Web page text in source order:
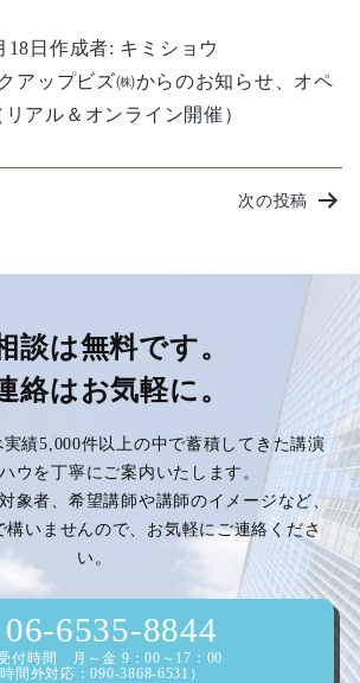
18日 作成者: キミショウ
アップビズ㈱からのお知らせ
オペ
アル＆オンライン開催）
次の投稿
談は無料です。
絡はお気軽に。
績5,000件以上の中で蓄積してきた講演
ウを丁寧にご案内いたします。
象者、希望講師や講師のイメージなど、
構いませんので、お気軽にご連絡くださ
い。
06-6535-8844
付時間 月～金 9：00～17：00
時間外対応：090-3868-6531）